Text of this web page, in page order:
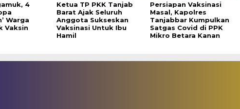
4
Warga
Vaksin
Ketua TP PKK Tanjab
Barat Ajak Seluruh
Anggota Sukseskan
Vaksinasi Untuk Ibu
Hamil
Persiapan Vaksinasi
Masal, Kapolres
Tanjabbar Kumpulkan
Satgas Covid di PPK
Mikro Betara Kanan